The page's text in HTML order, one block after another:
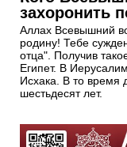
захоронить
Аллах Всевышний
родину! Тебе
отца". Получив
Египет. В
Исхака. В то время
шестьдесят лет.